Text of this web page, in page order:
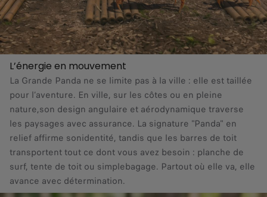
L’énergie en mouvement
La Grande Panda ne se limite pas à la ville : elle est taillée
pour l’aventure. En ville, sur les côtes ou en pleine
nature,son design angulaire et aérodynamique traverse
les paysages avec assurance. La signature "Panda" en
relief affirme sonidentité, tandis que les barres de toit
transportent tout ce dont vous avez besoin : planche de
surf, tente de toit ou simplebagage. Partout où elle va, elle
avance avec détermination.